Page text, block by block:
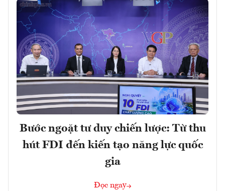
Bước ngoặt tư duy chiến lược: Từ thu
hút FDI đến kiến tạo năng lực quốc
gia
Đọc ngay